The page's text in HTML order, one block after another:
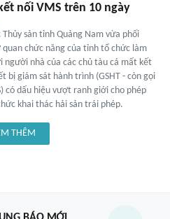
nối VMS trên 10 ngày
Thủy sản tỉnh Quảng Nam vừa phối
quan chức năng của tỉnh tổ chức làm
người nhà của các chủ tàu cá mất kết
bị giám sát hành trình (GSHT - còn gọi
có dấu hiệu vượt ranh giới cho phép
khai thác hải sản trái phép.
THÊM